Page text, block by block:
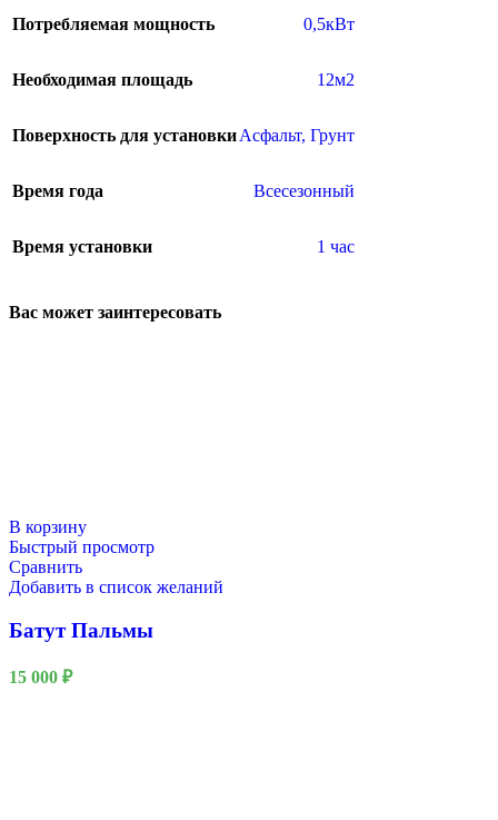
Потребляемая мощность 0,5кВт
Необходимая площадь 12м2
Поверхность для установкиАсфальт, Грунт
Время года Всесезонный
Время установки 1 час
Вас может заинтересовать
В корзину
Быстрый просмотр
Сравнить
Добавить в список желаний
Батут Пальмы
15 000 ₽